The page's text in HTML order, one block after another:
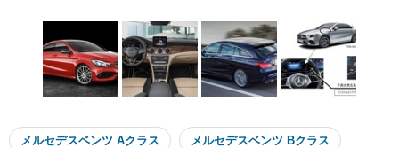
メルセデスベンツ Aクラス メルセデスベンツ Bクラス